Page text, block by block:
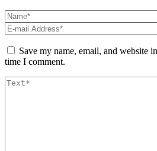
Save my name, email, and website
time I comment.